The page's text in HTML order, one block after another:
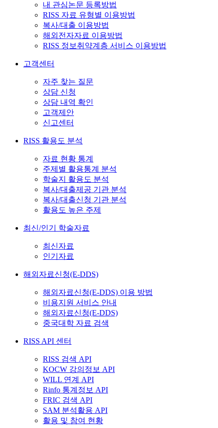
내 관심논문 등록방법
RISS 자료 유형별 이용방법
복사/대출 이용방법
해외전자자료 이용방법
RISS 정보취약계층 서비스 이용방법
고객센터
자주 찾는 질문
상담 신청
상담 내역 확인
고객제안
신고센터
RISS 활용도 분석
자료 현황 통계
주제별 활용통계 분석
학술지 활용도 분석
복사/대출제공 기관 분석
복사/대출신청 기관 분석
활용도 높은 주제
최신/인기 학술자료
최신자료
인기자료
해외자료신청(E-DDS)
해외자료신청(E-DDS) 이용 방법
비용지원 서비스 안내
해외자료신청(E-DDS)
중국대학 자료 검색
RISS API 센터
RISS 검색 API
KOCW 강의정보 API
WILL 연계 API
Rinfo 통계정보 API
FRIC 검색 API
SAM 분석활용 API
활용 및 참여 현황